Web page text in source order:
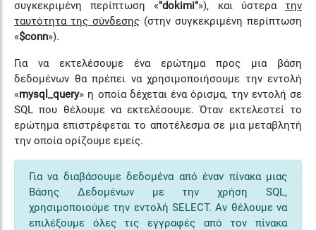
συγκεκριμένη περίπτωση «"dokimi"»), και ύστερατην
ταυτότητα της σύνδεσης (στην συγκεκριμένη περίπτωση
«$conn»).
Για να εκτελέσουμε ένα ερώτημα προς μια βάση
δεδομένων θα πρέπει να χρησιμοποιήσουμε την εντολή
«mysql_query» η οποία δέχεται ένα όρισμα, την εντολή σε
SQL που θέλουμε να εκτελέσουμε. Όταν εκτελεστεί το
ερώτημα επιστρέφεται το αποτέλεσμα σε μια μεταβλητή
την οποία ορίζουμε εμείς.
Για να διαβάσουμε δεδομένα από έναν πίνακα μιας
Βάσης Δεδομένων με την χρήση SQL,
χρησιμοποιούμε την εντολή SELECT. Αν θέλουμε να
επιλέξουμε όλες τις εγγραφές από τον πίνακα